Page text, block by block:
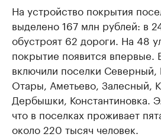
На устройство покрытия
выделено 167 млн рублей: в
обустроят 62 дороги. На 48
покрытие появится впервые.
включили поселки Северный,
Отары, Аметьево, Залесный,
Дербышки, Константиновка.
что в поселках проживает
около 220 тысяч человек.